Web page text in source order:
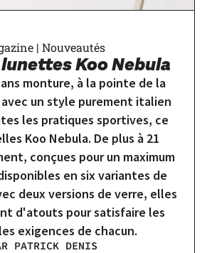
| Nouveautés
Koo Nebula
monture, à la pointe de la
un style purement italien
les pratiques sportives, ce
Koo Nebula. De plus à 21
conçues pour un maximum
en six variantes de
deux versions de verre, elles
d'atouts pour satisfaire les
exigences de chacun.
PATRICK DENIS